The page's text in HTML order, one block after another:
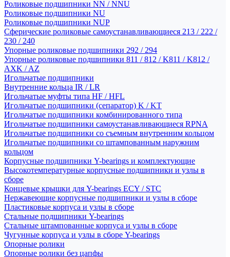
Роликовые подшипники NN / NNU
Роликовые подшипники NU
Роликовые подшипники NUP
Сферические роликовые самоустанавливающиеся 213 / 222 /
230 / 240
Упорные роликовые подшипники 292 / 294
Упорные роликовые подшипники 811 / 812 / K811 / K812 /
AXK / AZ
Игольчатые подшипники
Внутренние кольца IR / LR
Игольчатые муфты типа HF / HFL
Игольчатые подшипники (сепаратор) K / KT
Игольчатые подшипники комбинированного типа
Игольчатые подшипники самоустанавливающиеся RPNA
Игольчатые подшипники со съемным внутренним кольцом
Игольчатые подшипники со штампованным наружним
кольцом
Корпусные подшипники Y-bearings и комплектующие
Высокотемпературные корпусные подшипники и узлы в
сборе
Концевые крышки для Y-bearings ECY / STC
Нержавеющие корпусные подшипники и узлы в сборе
Пластиковые корпуса и узлы в сборе
Стальные подшипники Y-bearings
Стальные штампованные корпуса и узлы в сборе
Чугунные корпуса и узлы в сборе Y-bearings
Опорные ролики
Опорные ролики без цапфы